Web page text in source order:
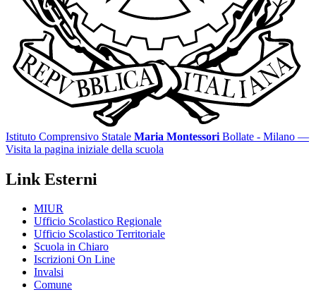
Istituto Comprensivo Statale Maria Montessori Bollate - Milano —
Visita la pagina iniziale della scuola
Link Esterni
MIUR
Ufficio Scolastico Regionale
Ufficio Scolastico Territoriale
Scuola in Chiaro
Iscrizioni On Line
Invalsi
Comune